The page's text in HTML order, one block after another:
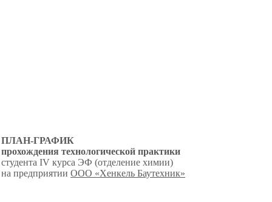
ПЛАН-ГРАФИК
прохождения технологической практики
студента IV курса ЭФ (отделение химии)
на предприятии ООО «Хенкель Баутехник»